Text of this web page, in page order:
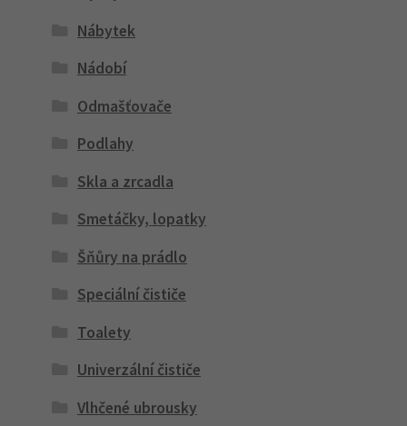
Nábytek
Nádobí
Odmašťovače
Podlahy
Skla a zrcadla
Smetáčky, lopatky
Šňůry na prádlo
Speciální čističe
Toalety
Univerzální čističe
Vlhčené ubrousky